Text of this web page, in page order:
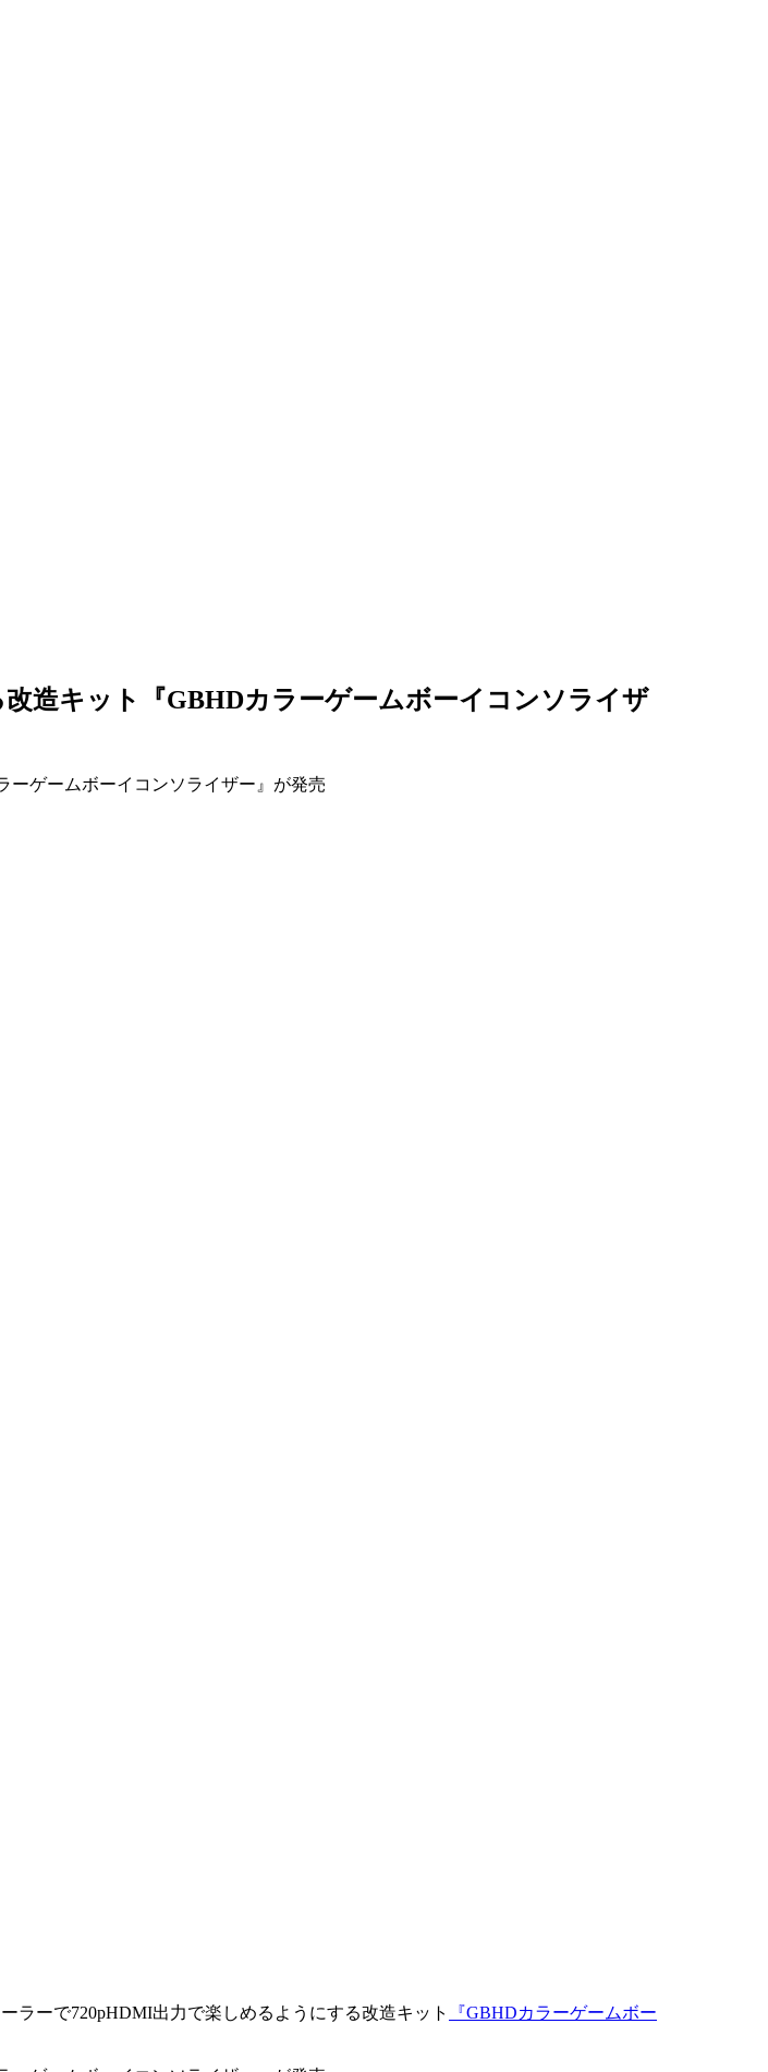
造キット『GBHDカラーゲームボーイコンソライザ
ラーで720pHDMI出力で楽しめるようにする改造キット
『GBHDカラーゲームボー